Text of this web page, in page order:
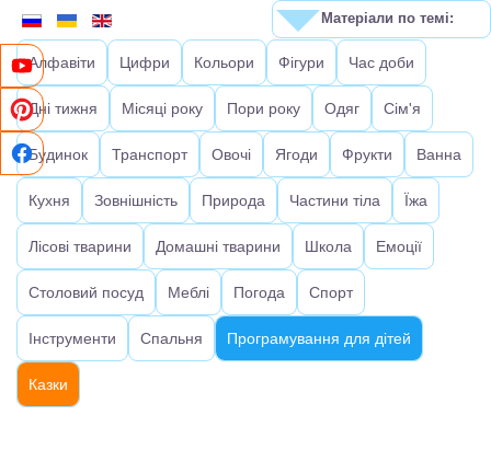
Алфавіти Цифри Кольори Фігури Час доби
Дні тижня Місяці року Пори року Одяг Сім'я
Будинок Транспорт Овочі Ягоди Фрукти Ванна
Кухня Зовнішність Природа Частини тіла Їжа
Лісові тварини Домашні тварини Школа Емоції
Столовий посуд Меблі Погода Спорт
Інструменти Спальня Програмування для дітей
Казки
Матеріали по темі: